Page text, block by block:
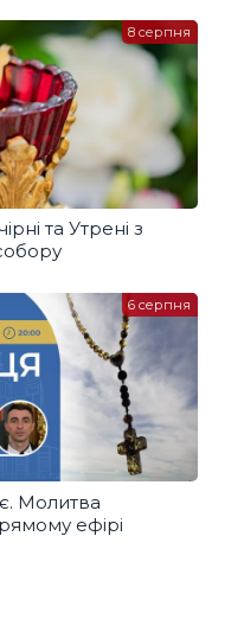
та Утрені з
8 серпня
Молитва
ефірі
6 серпня